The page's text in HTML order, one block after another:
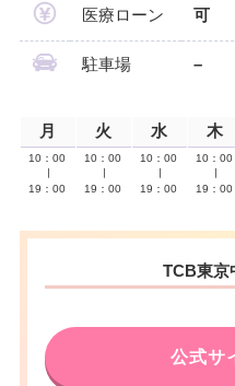
医療ローン 可
駐車場 –
月 火 水 木
10：00
19：00
10：00
19：00
10：00
19：00
10：00
19：00
TCB東京
公式サ